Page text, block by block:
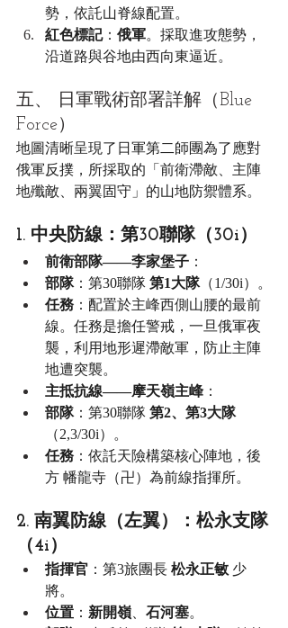
勢，依託山脊線配置。
紅色標記： 俄軍。採取進攻態勢，
沿道路與谷地由西向東逼近。
五、 日軍戰術部署詳解（Blue
Force）
地圖清晰呈現了日軍第二師團為了應對
俄軍反撲，所採取的「前衛滯敵、主陣
地殲敵、兩翼固守」的山地防禦體系。
1. 中央防線：第30聯隊（30i）
前衛部隊——李家堡子 ：
部隊：第30聯隊 第1大隊（1/30i）。
任務 ：配置於主峰西側山腰的最前
線。任務是擔任警戒，一旦俄軍夜
襲，利用地形遲滯敵軍，防止主陣
地遭突襲。
主抵抗線——摩天嶺主峰 ：
部隊：第30聯隊 第2、第3大隊
（2,3/30i）。
任務 ：依託天險構築核心陣地，後
方 幡龍寺（卍）為前線指揮所。
2. 南翼防線（左翼）：松永支隊
（4i）
指揮官 ：第3旅團長 松永正敏 少
將。
位置 ： 新開嶺 石河塞。